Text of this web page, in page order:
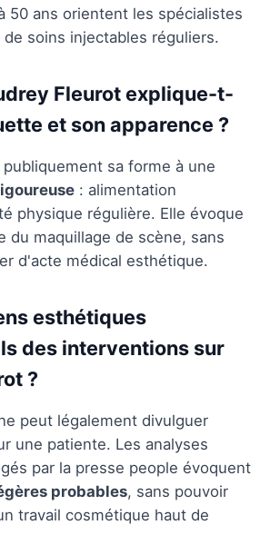
50 ans orientent les spécialistes
soins injectables réguliers.
Fleurot explique-t-
et son apparence ?
sa forme à une
: alimentation
physique régulière. Elle évoque
du maquillage de scène, sans
d'acte médical esthétique.
esthétiques
des interventions sur
?
peut légalement divulguer
une patiente. Les analyses
par la presse people évoquent
probables, sans pouvoir
travail cosmétique haut de